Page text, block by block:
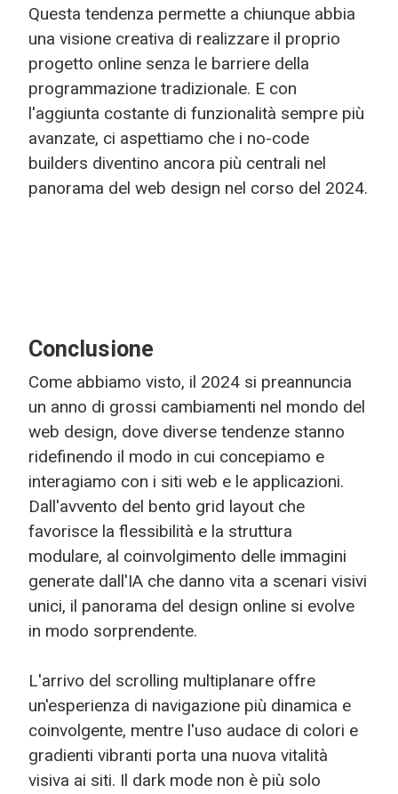
Questa tendenza permette a chiunque abbia
una visione creativa di realizzare il proprio
progetto online senza le barriere della
programmazione tradizionale. E con
l'aggiunta costante di funzionalità sempre più
avanzate, ci aspettiamo che i no-code
builders diventino ancora più centrali nel
panorama del web design nel corso del 2024.
Conclusione
Come abbiamo visto, il 2024 si preannuncia
un anno di grossi cambiamenti nel mondo del
web design, dove diverse tendenze stanno
ridefinendo il modo in cui concepiamo e
interagiamo con i siti web e le applicazioni.
Dall'avvento del bento grid layout che
favorisce la flessibilità e la struttura
modulare, al coinvolgimento delle immagini
generate dall'IA che danno vita a scenari visivi
unici, il panorama del design online si evolve
in modo sorprendente.
L'arrivo del scrolling multiplanare offre
un'esperienza di navigazione più dinamica e
coinvolgente, mentre l'uso audace di colori e
gradienti vibranti porta una nuova vitalità
visiva ai siti. Il dark mode non è più solo